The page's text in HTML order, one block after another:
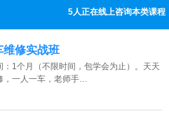
5人正在线上咨询本类课程
维修实战班
：1个月（不限时间，包学会为止）。天天
，一人一车，老师手…